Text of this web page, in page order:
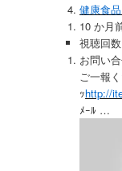
健康食
10 か月
視聴回
お問い
ご一報
ｯhttp://
ﾒｰﾙ …